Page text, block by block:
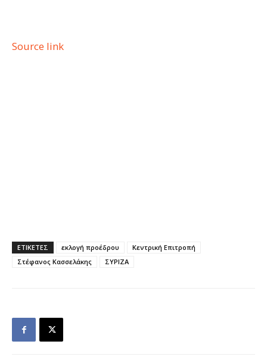
Source link
ΕΤΙΚΕΤΕΣ εκλογή προέδρου
Κεντρική Επιτροπή
Στέφανος Κασσελάκης
ΣΥΡΙΖΑ